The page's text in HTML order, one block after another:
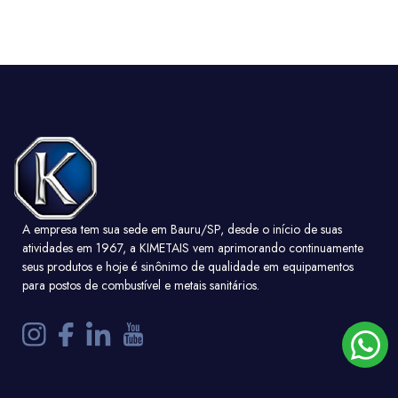
A empresa tem sua sede em Bauru/SP, desde o início de suas
atividades em 1967, a KIMETAIS vem aprimorando continuamente
seus produtos e hoje é sinônimo de qualidade em equipamentos
para postos de combustível e metais sanitários.